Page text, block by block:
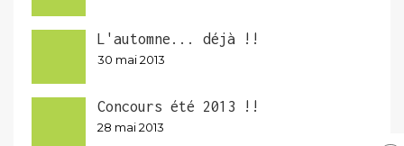
L'automne... déjà !!
30 mai 2013
Concours été 2013 !!
28 mai 2013